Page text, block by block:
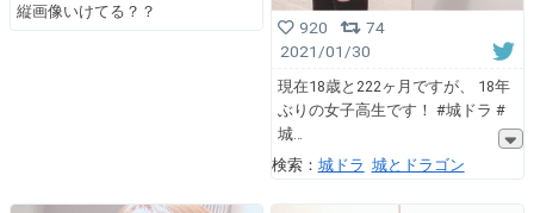
縦画像いけてる？？
920
74
2021/01/30
現在18歳と222ヶ月ですが、 18年
ぶりの女子高生です！ #城ドラ #
城
検索： 城ドラ 城とドラゴン